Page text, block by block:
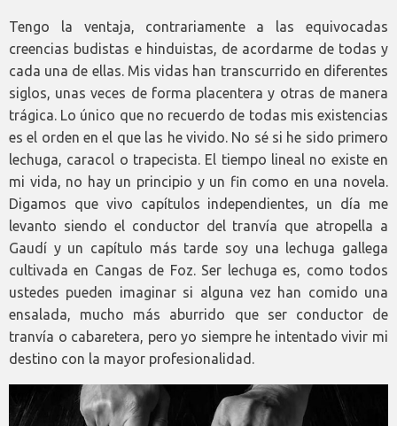
Tengo la ventaja, contrariamente a las equivocadas
creencias budistas e hinduistas, de acordarme de todas y
cada una de ellas. Mis vidas han transcurrido en diferentes
siglos, unas veces de forma placentera y otras de manera
trágica. Lo único que no recuerdo de todas mis existencias
es el orden en el que las he vivido. No sé si he sido primero
lechuga, caracol o trapecista. El tiempo lineal no existe en
mi vida, no hay un principio y un fin como en una novela.
Digamos que vivo capítulos independientes, un día me
levanto siendo el conductor del tranvía que atropella a
Gaudí y un capítulo más tarde soy una lechuga gallega
cultivada en Cangas de Foz. Ser lechuga es, como todos
ustedes pueden imaginar si alguna vez han comido una
ensalada, mucho más aburrido que ser conductor de
tranvía o cabaretera, pero yo siempre he intentado vivir mi
destino con la mayor profesionalidad.